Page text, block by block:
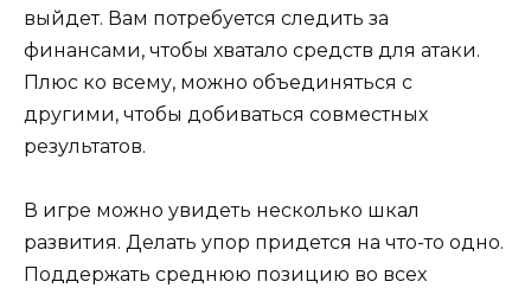
выйдет. Вам потребуется следить за
финансами, чтобы хватало средств для атаки.
Плюс ко всему, можно объединяться с
другими, чтобы добиваться совместных
результатов.
В игре можно увидеть несколько шкал
развития. Делать упор придется на что-то одно.
Поддержать среднюю позицию во всех